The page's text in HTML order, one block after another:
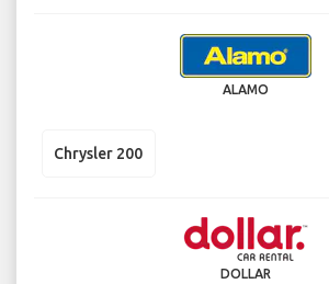
ALAMO
Chrysler 200
DOLLAR